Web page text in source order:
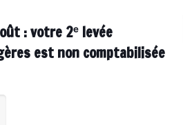
: votre 2ᵉ levée
est non comptabilisée